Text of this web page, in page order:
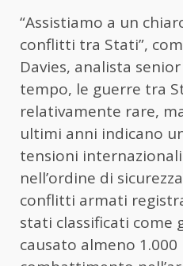
“Assistiamo a un
conflitti tra Stati”,
Davies, analista
tempo, le guerre tra
relativamente rare,
ultimi anni indicano
tensioni
nell’ordine di
conflitti armati
stati classificati come
causato almeno